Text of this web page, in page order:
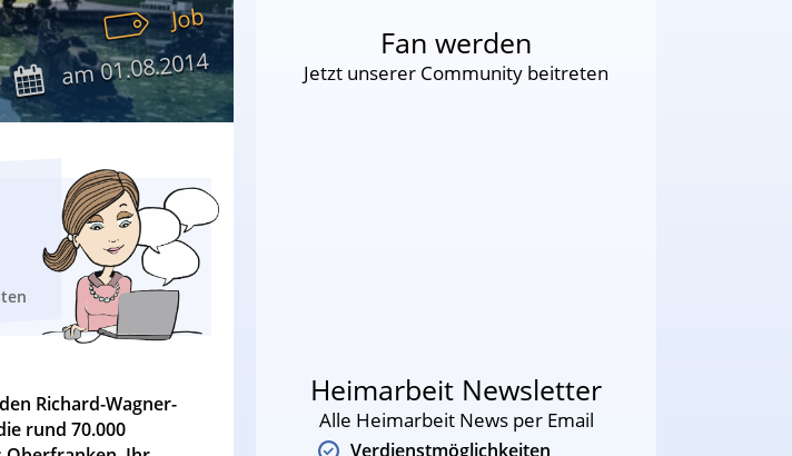
Job
am01.08.2014
Richard-Wagner-
rund 70.000
Fan werden
Jetzt unserer Community beitreten
Heimarbeit Newsletter
Alle Heimarbeit News per Email
Verdienstmöglichkeiten